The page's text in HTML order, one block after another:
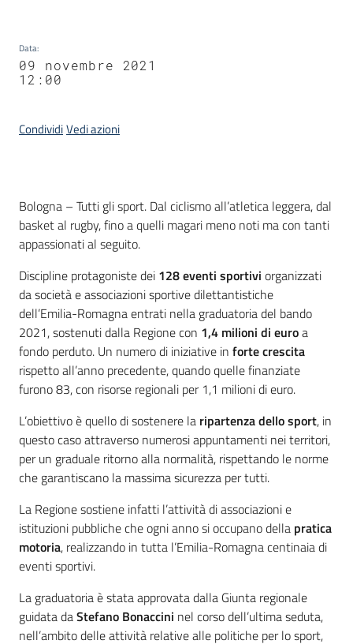
Data:
09 novembre 2021
12:00
CondividiVedi azioni
Contenuto
Bologna – Tutti gli sport. Dal ciclismo all’atletica leggera, dal
basket al rugby, fino a quelli magari meno noti ma con tanti
appassionati al seguito.
Discipline protagoniste dei 128 eventi sportivi organizzati
da società e associazioni sportive dilettantistiche
dell’Emilia-Romagna entrati nella graduatoria del bando
2021, sostenuti dalla Regione con 1,4 milioni di euroa
fondo perduto. Un numero di iniziative in forte crescita
rispetto all’anno precedente, quando quelle finanziate
furono 83, con risorse regionali per 1,1 milioni di euro.
L’obiettivo è quello di sostenere la ripartenza dellosport, in
questo caso attraverso numerosi appuntamenti nei territori,
per un graduale ritorno alla normalità, rispettando le norme
che garantiscano la massima sicurezza per tutti.
La Regione sostiene infatti l’attività di associazioni e
istituzioni pubbliche che ogni anno si occupano della pratica
motoria, realizzando in tutta l’Emilia-Romagna centinaia di
eventi sportivi.
La graduatoria è stata approvata dalla Giunta regionale
guidata daStefano Bonaccini nel corso dell’ultima seduta,
nell’ambito delle attività relative alle politiche per lo sport,